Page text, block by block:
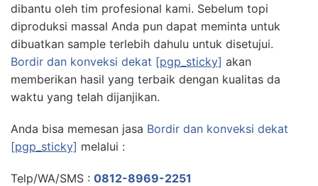
dibantu oleh tim profesional kami. Sebelum topi
diproduksi massal Anda pun dapat meminta untuk
dibuatkan sample terlebih dahulu untuk disetujui.
Bordir dan konveksi dekat [pgp_sticky] akan
memberikan hasil yang terbaik dengan kualitas da
waktu yang telah dijanjikan.
Anda bisa memesan jasa Bordir dan konveksi dekat
[pgp_sticky] melalui :
Telp/WA/SMS : 0812-8969-2251